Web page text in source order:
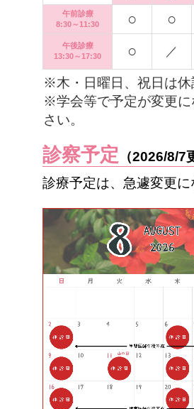
午前診療
8:30～11:30
○ ○
午後診療
13:30～17:30
○ ／
※木・日曜日、祝日は休
※学会等で予定が変更に
さい。
診察予定 （2026/8/7
診療予定は、急遽変更